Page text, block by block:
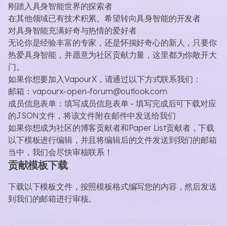
刚踏入具身智能世界的探索者
在其他领域已有技术积累、希望转向具身智能的开发者
对具身智能充满好奇与热情的爱好者
无论你是经验丰富的专家，还是怀揣好奇心的新人，只要你
热爱具身智能，并愿意为社区贡献力量，这里都为你敞开大
门。
如果你想要加入VapourX，请通过以下方式联系我们：
邮箱： vapourx-open-forum@outlook.com
成员信息表单： 填写成员信息表单- 填写完成后可下载对应
的JSON文件，将该文件附在邮件中发送给我们
如果你想成为社区的博客贡献者和Paper List贡献者，下载
以下模板进行编辑，并且将编辑后的文件发送到我们的邮箱
当中，我们会尽快审核联系！
贡献模板下载
下载以下模板文件，按照模板格式编写您的内容，然后发送
到我们的邮箱进行审核。